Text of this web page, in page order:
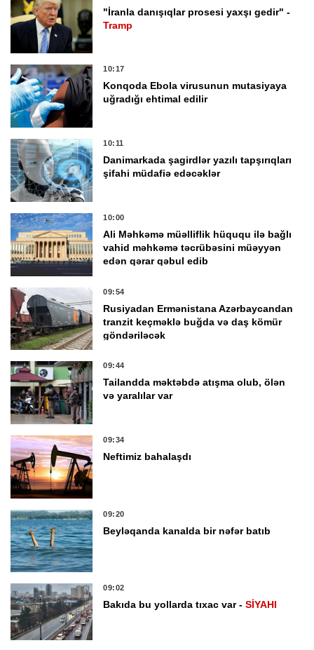
"İranla danışıqlar prosesi yaxşı gedir" -
Tramp
10:17
Konqoda Ebola virusunun mutasiyaya
uğradığı ehtimal edilir
10:11
Danimarkada şagirdlər yazılı tapşırıqları
şifahi müdafiə edəcəklər
10:00
Ali Məhkəmə müəlliflik hüququ ilə bağlı
vahid məhkəmə təcrübəsini müəyyən
edən qərar qəbul edib
09:54
Rusiyadan Ermənistana Azərbaycandan
tranzit keçməklə buğda və daş kömür
göndəriləcək
09:44
Tailandda məktəbdə atışma olub, ölən
və yaralılar var
09:34
Neftimiz bahalaşdı
09:20
Beyləqanda kanalda bir nəfər batıb
09:02
Bakıda bu yollarda tıxac var -SİYAHI